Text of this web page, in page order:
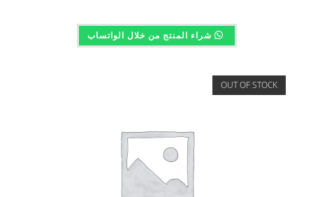
شراء المنتج من خلال الواتساب
OUT OF STOCK